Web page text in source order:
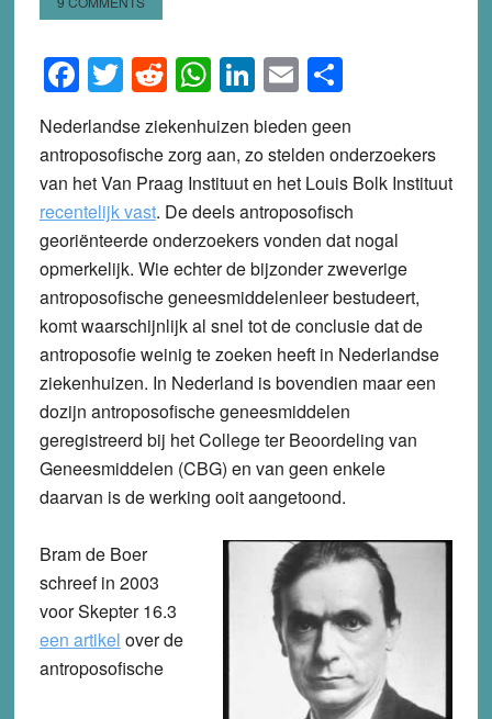
Facebook
Twitter
Reddit
WhatsApp
LinkedIn
EmailShare
Nederlandse ziekenhuizen bieden geen
antroposofische zorg aan, zo stelden onderzoekers
van het Van Praag Instituut en het Louis Bolk Instituut
recentelijk vast. De deels antroposofisch
georiënteerde onderzoekers vonden dat nogal
opmerkelijk. Wie echter de bijzonder zweverige
antroposofische geneesmiddelenleer bestudeert,
komt waarschijnlijk al snel tot de conclusie dat de
antroposofie weinig te zoeken heeft in Nederlandse
ziekenhuizen. In Nederland is bovendien maar een
dozijn antroposofische geneesmiddelen
geregistreerd bij het College ter Beoordeling van
Geneesmiddelen (CBG) en van geen enkele
daarvan is de werking ooit aangetoond.
Bram de Boer
schreef in 2003
voor Skepter 16.3
een artikel over de
antroposofische